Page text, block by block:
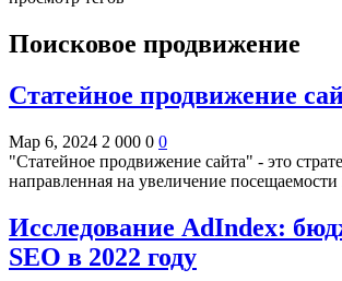
Поисковое продвижение
Статейное продвижение
Мар 6, 2024 2 000 0 0
"Статейное продвижение сайта" - это
направленная на увеличение
Исследование AdIndex:
SEO в 2022 году